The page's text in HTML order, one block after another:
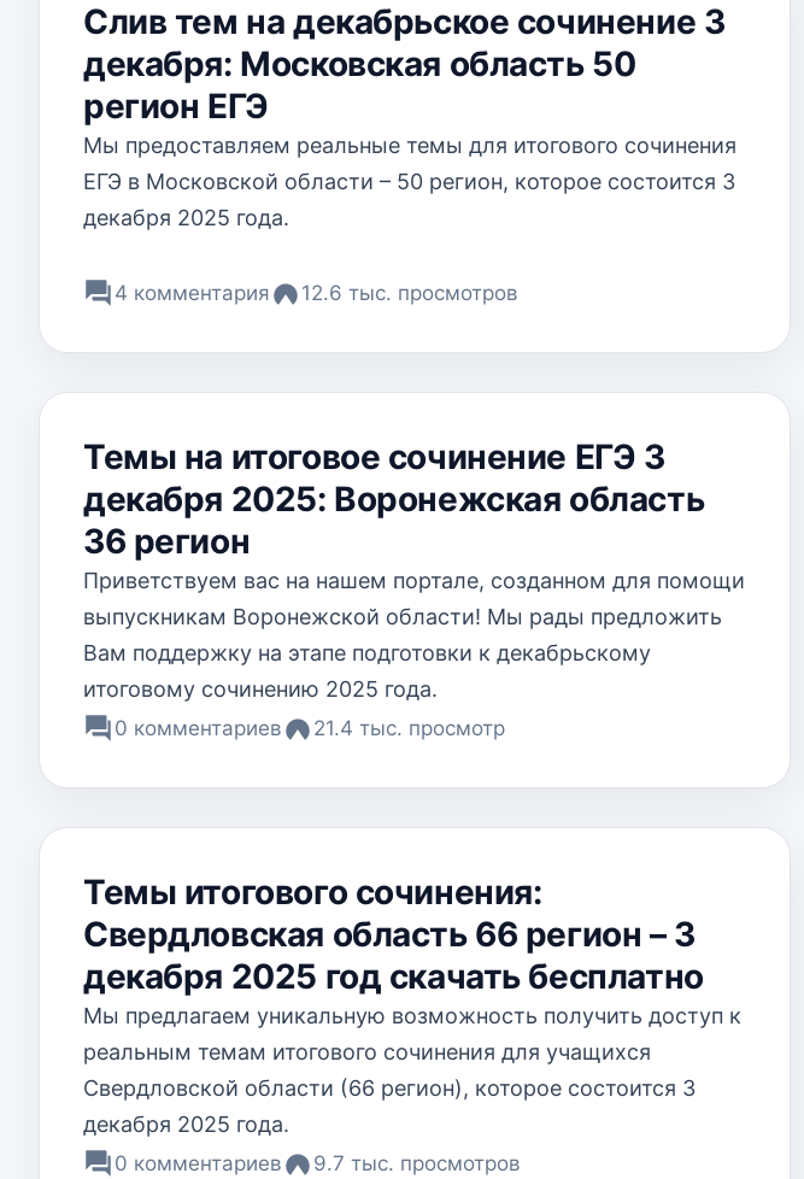
Слив тем на декабрьское сочинение 3
декабря: Московская область 50
регион ЕГЭ
Мы предоставляем реальные темы для итогового сочинения
ЕГЭ в Московской области – 50 регион, которое состоится 3
декабря 2025 года.
4 комментария 12.6 тыс. просмотров
Темы на итоговое сочинение ЕГЭ 3
декабря 2025: Воронежская область
36 регион
Приветствуем вас на нашем портале, созданном для помощи
выпускникам Воронежской области! Мы рады предложить
Вам поддержку на этапе подготовки к декабрьскому
итоговому сочинению 2025 года.
0 комментариев 21.4 тыс. просмотр
Темы итогового сочинения:
Свердловская область 66 регион – 3
декабря 2025 год скачать бесплатно
Мы предлагаем уникальную возможность получить доступ к
реальным темам итогового сочинения для учащихся
Свердловской области (66 регион), которое состоится 3
декабря 2025 года.
0 комментариев 9.7 тыс. просмотров